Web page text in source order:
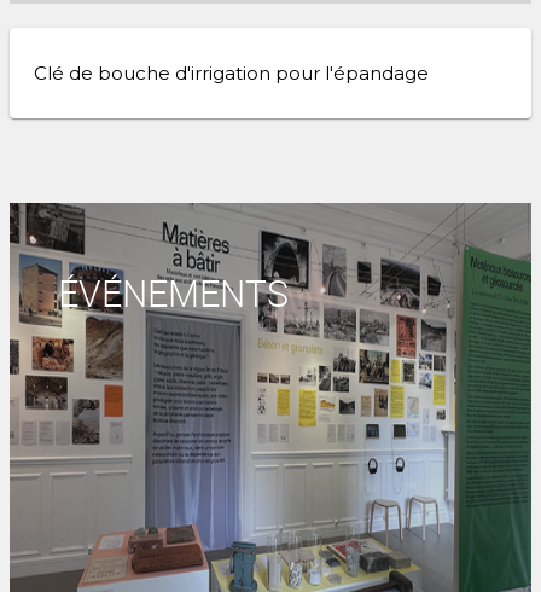
Clé de bouche d'irrigation pour l'épandage
ÉVÉNEMENTS